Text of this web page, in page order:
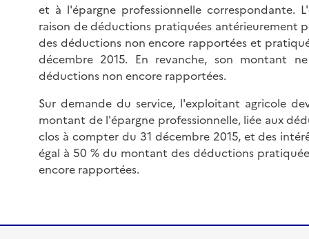
et à l'épargne professionnelle correspondante.
raison de déductions pratiquées antérieurement
des déductions non encore rapportées et
décembre 2015. En revanche, son montant
déductions non encore rapportées.
Sur demande du service, l'exploitant agricole
montant de l'épargne professionnelle, liée aux
clos à compter du 31 décembre 2015, et des
égal à 50 % du montant des déductions
encore rapportées.